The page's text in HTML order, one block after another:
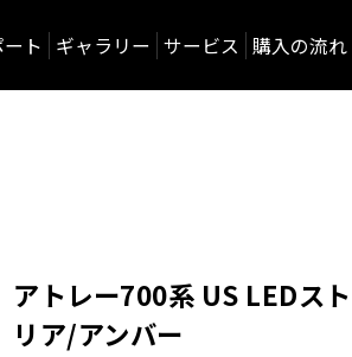
ト ギャラリー サービス 購入の流れ
アトレー700系 US LEDス
リア/アンバー